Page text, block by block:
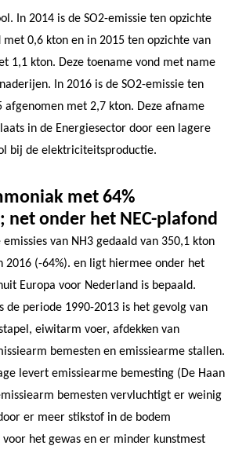
In 2014 is de SO2-emissie ten opzichte
met 0,6 kton en in 2015 ten opzichte van
1,1 kton. Deze toename vond met name
In 2016 is de SO2-emissie ten
afgenomen met 2,7 kton. Deze afname
in de Energiesector door een lagere
bij de elektriciteitsproductie.
met 64%
net onder het NEC-plafond
emissies van NH3 gedaald van 350,1 kton
2016 (-64%). en ligt hiermee onder het
Europa voor Nederland is bepaald.
de periode 1990-2013 is het gevolg van
eiwitarm voer, afdekken van
bemesten en emissiearme stallen.
levert emissiearme bemesting (De Haan
bemesten vervluchtigt er weinig
er meer stikstof in de bodem
voor het gewas en er minder kunstmest